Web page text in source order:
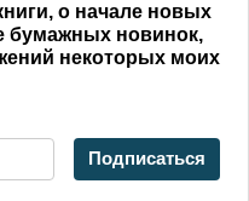
о начале новых
бумажных новинок,
некоторых моих
Подписаться
By VWThemes